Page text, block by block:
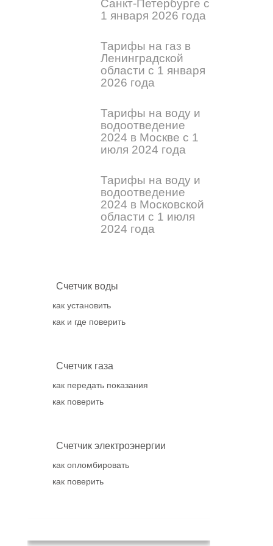
Санкт-Петербурге с
1 января 2026 года
Тарифы на газ в
Ленинградской
области с 1 января
2026 года
Тарифы на воду и
водоотведение
2024 в Москве с 1
июля 2024 года
Тарифы на воду и
водоотведение
2024 в Московской
области с 1 июля
2024 года
Счетчик воды
как установить
как и где поверить
Счетчик газа
как передать показания
как поверить
Счетчик электроэнергии
как опломбировать
как поверить